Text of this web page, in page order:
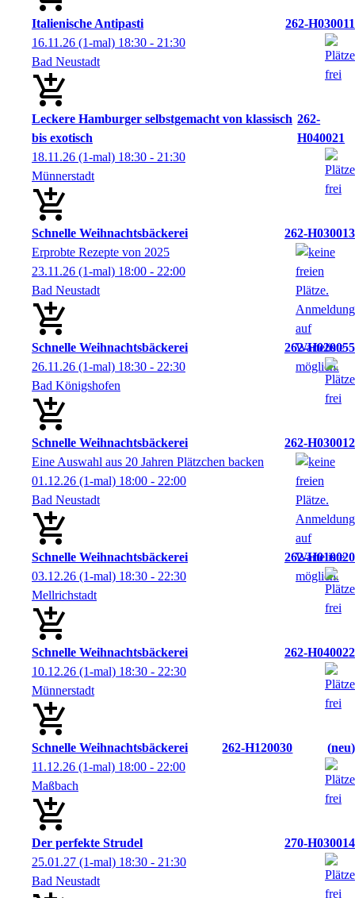
Italienische Antipasti
262-H030011
16.11.26 (1-mal) 18:30 - 21:30
Bad Neustadt
Leckere Hamburger selbstgemacht von klassisch
bis exotisch
262-
H040021
18.11.26 (1-mal) 18:30 - 21:30
Münnerstadt
Schnelle Weihnachtsbäckerei
262-H030013
Erprobte Rezepte von 2025
23.11.26 (1-mal) 18:00 - 22:00
Bad Neustadt
Schnelle Weihnachtsbäckerei
262-H020055
26.11.26 (1-mal) 18:30 - 22:30
Bad Königshofen
Schnelle Weihnachtsbäckerei
262-H030012
Eine Auswahl aus 20 Jahren Plätzchen backen
01.12.26 (1-mal) 18:00 - 22:00
Bad Neustadt
Schnelle Weihnachtsbäckerei
262-H010020
03.12.26 (1-mal) 18:30 - 22:30
Mellrichstadt
Schnelle Weihnachtsbäckerei
262-H040022
10.12.26 (1-mal) 18:30 - 22:30
Münnerstadt
Schnelle Weihnachtsbäckerei 262-H120030
neu
11.12.26 (1-mal) 18:00 - 22:00
Maßbach
Der perfekte Strudel
270-H030014
25.01.27 (1-mal) 18:30 - 21:30
Bad Neustadt